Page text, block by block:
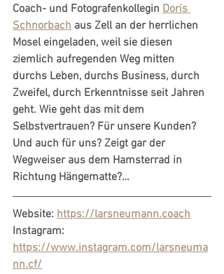
Coach- und Fotografenkollegin Doris
Schnorbach aus Zell an der herrlichen
Mosel eingeladen, weil sie diesen
ziemlich aufregenden Weg mitten
durchs Leben, durchs Business, durch
Zweifel, durch Erkenntnisse seit Jahren
geht. Wie geht das mit dem
Selbstvertrauen? Für unsere Kunden?
Und auch für uns? Zeigt gar der
Wegweiser aus dem Hamsterrad in
Richtung Hängematte?…
Website: https://larsneumann.coach
Instagram:
https://www.instagram.com/larsneuma
nn.cf/